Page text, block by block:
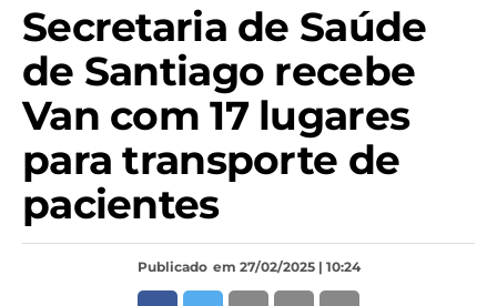
Secretaria de Saúde
de Santiago recebe
Van com 17 lugares
para transporte de
pacientes
Publicado em 27/02/2025 | 10:24